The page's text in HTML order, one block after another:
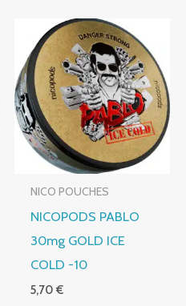
NICO POUCHES
NICOPODS PABLO
30mg GOLD ICE
COLD -10
5,70€